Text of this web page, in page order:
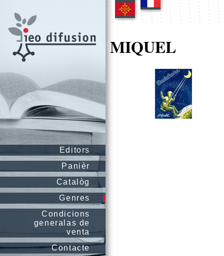
Editors
Panièr
Catalòg
Genres
Condicions
generalas de
venta
Contacte
MIQUEL